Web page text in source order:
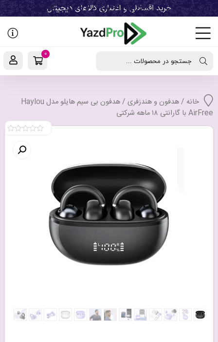
جستجو در محصولات ...
0
خانه /هدفون و هندزفری
/ هدفون بی سیم هایلو مدل Haylou
AirFree با گارانتی ۱۸ ماهه شرکتی